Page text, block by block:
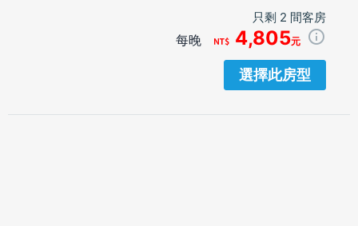
只剩 2 間客房
每晚 4,805元
選擇此房型